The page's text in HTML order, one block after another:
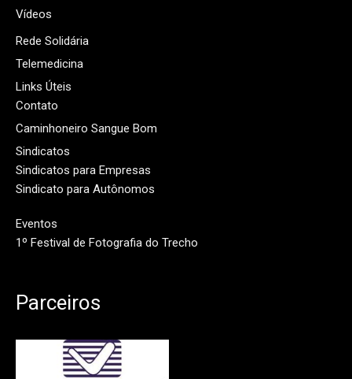
Vídeos
Rede Solidária
Telemedicina
Links Úteis
Contato
Caminhoneiro Sangue Bom
Sindicatos
Sindicatos para Empresas
Sindicato para Autônomos
Eventos
1º Festival de Fotografia do Trecho
Parceiros